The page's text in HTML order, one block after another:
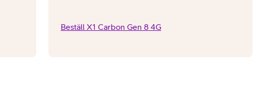
Beställ X1 Carbon Gen 8 4G